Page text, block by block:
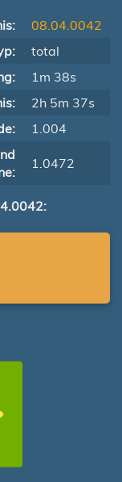
08.04.0042
total
1m 38s
2h 5m 37s
1.004
1.0472